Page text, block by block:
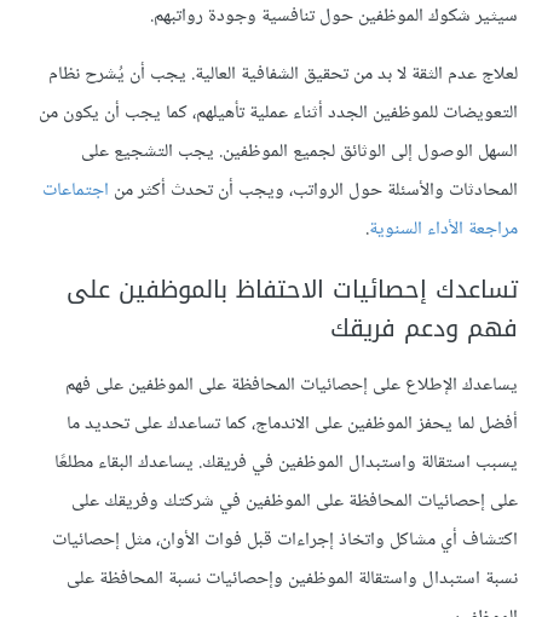
سيثير شكوك الموظفين حول تنافسية وجودة رواتبهم.
لعلاج عدم الثقة لا بد من تحقيق الشفافية العالية. يجب أن يُشرح نظام
التعويضات للموظفين الجدد أثناء عملية تأهيلهم، كما يجب أن يكون من
السهل الوصول إلى الوثائق لجميع الموظفين. يجب التشجيع على
المحادثات والأسئلة حول الرواتب، ويجب أن تحدث أكثر من اجتماعات
مراجعة الأداء السنوية.
تساعدك إحصائيات الاحتفاظ بالموظفين على
فهم ودعم فريقك
يساعدك الإطلاع على إحصائيات المحافظة على الموظفين على فهم
أفضل لما يحفز الموظفين على الاندماج، كما تساعدك على تحديد ما
يسبب استقالة واستبدال الموظفين في فريقك. يساعدك البقاء مطلعًا
على إحصائيات المحافظة على الموظفين في شركتك وفريقك على
اكتشاف أي مشاكل واتخاذ إجراءات قبل فوات الأوان، مثل إحصائيات
نسبة استبدال واستقالة الموظفين وإحصائيات نسبة المحافظة على